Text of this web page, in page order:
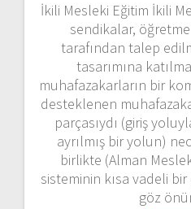
İkili Mesleki Eğitim İkili
sendikalar,
tarafından talep
tasarımına
muhafazakarların bir
desteklenen
parçasıydı (giriş
ayrılmış bir yolun)
birlikte (Alman
sisteminin kısa vadeli
göz